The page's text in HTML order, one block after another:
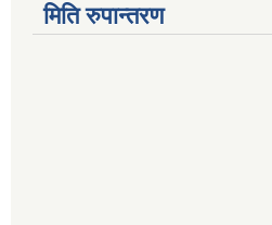
मिति रुपान्तरण